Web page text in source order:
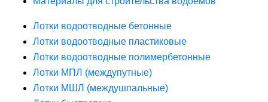
Лотки водоотводные бетонные
Лотки водоотводные пластиковые
Лотки водоотводные полимербетонные
Лотки МПЛ (междупутные)
Лотки МШЛ (междушпальные)